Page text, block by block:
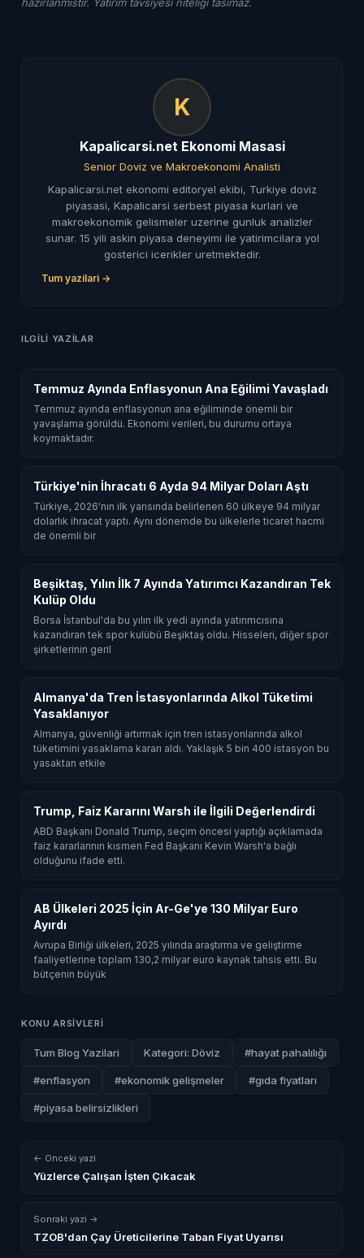
K
Kapalicarsi.net Ekonomi Masasi
Senior Doviz ve Makroekonomi Analisti
Kapalicarsi.net ekonomi editoryel ekibi, Turkiye doviz
piyasasi, Kapalicarsi serbest piyasa kurlari ve
makroekonomik gelismeler uzerine gunluk analizler
sunar. 15 yili askin piyasa deneyimi ile yatirimcilara yol
gosterici icerikler uretmektedir.
Tum yazilari →
ILGILI YAZILAR
Temmuz Ayında Enflasyonun Ana Eğilimi Yavaşladı
Temmuz ayında enflasyonun ana eğiliminde önemli bir
yavaşlama görüldü. Ekonomi verileri, bu durumu ortaya
koymaktadır.
Türkiye'nin İhracatı 6 Ayda 94 Milyar Doları Aştı
Türkiye, 2026'nın ilk yarısında belirlenen 60 ülkeye 94 milyar
dolarlık ihracat yaptı. Aynı dönemde bu ülkelerle ticaret hacmi
de önemli bir
Beşiktaş, Yılın İlk 7 Ayında Yatırımcı Kazandıran Tek
Kulüp Oldu
Borsa İstanbul'da bu yılın ilk yedi ayında yatırımcısına
kazandıran tek spor kulübü Beşiktaş oldu. Hisseleri, diğer spor
şirketlerinin geril
Almanya'da Tren İstasyonlarında Alkol Tüketimi
Yasaklanıyor
Almanya, güvenliği artırmak için tren istasyonlarında alkol
tüketimini yasaklama kararı aldı. Yaklaşık 5 bin 400 istasyon bu
yasaktan etkile
Trump, Faiz Kararını Warsh ile İlgili Değerlendirdi
ABD Başkanı Donald Trump, seçim öncesi yaptığı açıklamada
faiz kararlarının kısmen Fed Başkanı Kevin Warsh'a bağlı
olduğunu ifade etti.
AB Ülkeleri 2025 İçin Ar-Ge'ye 130 Milyar Euro
Ayırdı
Avrupa Birliği ülkeleri, 2025 yılında araştırma ve geliştirme
faaliyetlerine toplam 130,2 milyar euro kaynak tahsis etti. Bu
bütçenin büyük
KONU ARSIVLERI
Tum Blog Yazilari Kategori: Döviz #hayat pahalılığı
#enflasyon #ekonomik gelişmeler #gıda fiyatları
#piyasa belirsizlikleri
← Onceki yazi
Yüzlerce Çalışan İşten Çıkacak
Sonraki yazi →
TZOB'dan Çay Üreticilerine Taban Fiyat Uyarısı